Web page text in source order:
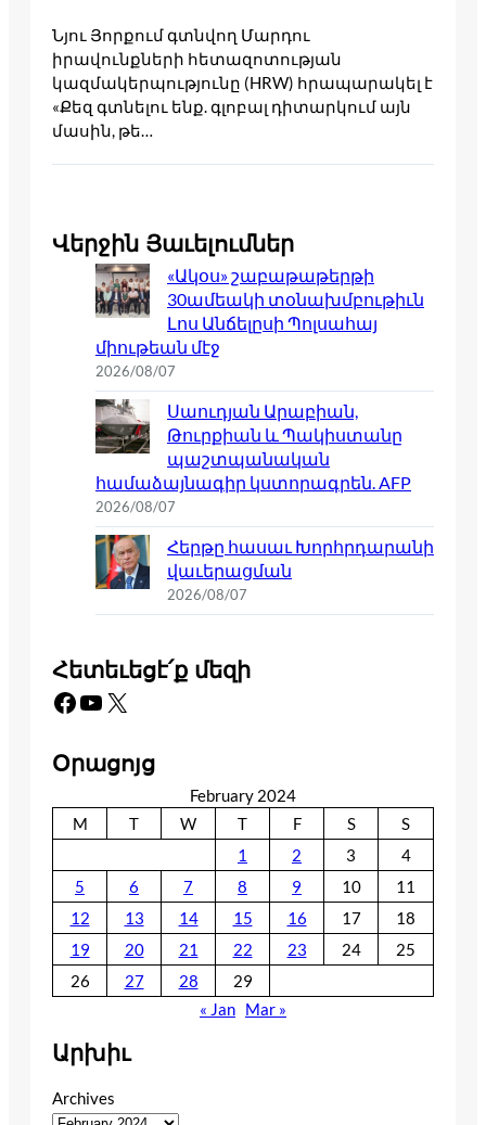
Նյու Յորքում գտնվող Մարդու
իրավունքների հետազոտության
կազմակերպությունը (HRW) հրապարակել է
«Քեզ գտնելու ենք. գլոբալ դիտարկում այն
մասին, թե…
Վերջին Յաւելումներ
«Ակօս» շաբաթաթերթի
30ամեակի տօնախմբութիւն
Լոս Անճելըսի Պոլսահայ
միութեան մէջ
2026/08/07
Սաուդյան Արաբիան,
Թուրքիան և Պակիստանը
պաշտպանական
համաձայնագիր կստորագրեն. AFP
2026/08/07
Հերթը հասաւ Խորհրդարանի
վաւերացման
2026/08/07
Հետեւեցէ՛ք մեզի
Facebook YouTube X
Օրացոյց
February 2024
M
T W T F S
S
1
2 3
4
5
6 7 8 9 10
11
12
13 14 15 16 17
18
19
20 21 22 23 24
25
26
27 28
29
« Jan Mar »
Արխիւ
Archives